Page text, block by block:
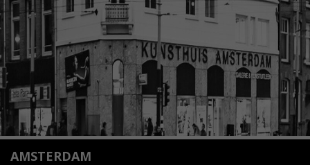
Lees meer
AMSTERDAM